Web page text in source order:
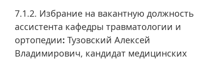
7.1.2. Избрание на вакантную должность
ассистента кафедры травматологии и
ортопедии: Тузовский Алексей
Владимирович, кандидат медицинских